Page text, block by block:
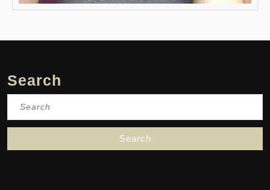
Search